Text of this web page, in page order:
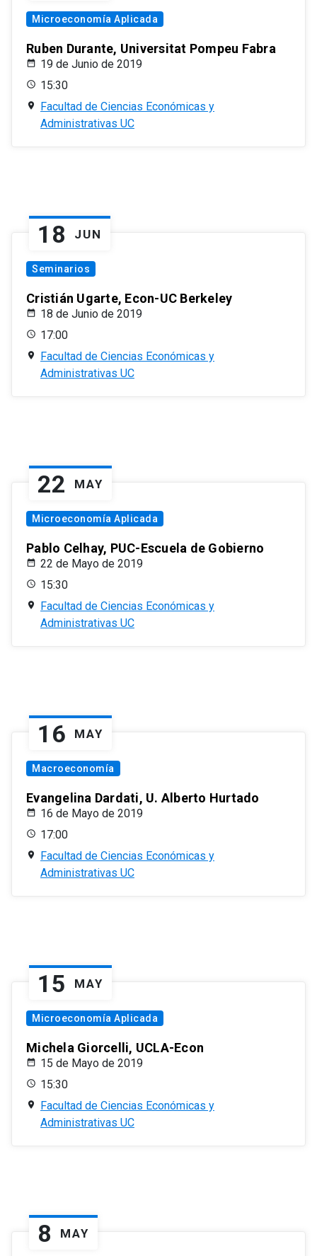
Microeconomía Aplicada
Ruben Durante, Universitat Pompeu Fabra
19 de Junio de 2019
15:30
Facultad de Ciencias Económicas y
Administrativas UC
18 JUN
Seminarios
Cristián Ugarte, Econ-UC Berkeley
18 de Junio de 2019
17:00
Facultad de Ciencias Económicas y
Administrativas UC
22 MAY
Microeconomía Aplicada
Pablo Celhay, PUC-Escuela de Gobierno
22 de Mayo de 2019
15:30
Facultad de Ciencias Económicas y
Administrativas UC
16 MAY
Macroeconomía
Evangelina Dardati, U. Alberto Hurtado
16 de Mayo de 2019
17:00
Facultad de Ciencias Económicas y
Administrativas UC
15 MAY
Microeconomía Aplicada
Michela Giorcelli, UCLA-Econ
15 de Mayo de 2019
15:30
Facultad de Ciencias Económicas y
Administrativas UC
8 MAY